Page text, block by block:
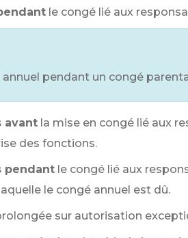
le congé lié aux
annuel pendant un congé
avant la mise en congé lié aux
des fonctions.
pendant le congé lié aux
le congé annuel est dû.
sur autorisation